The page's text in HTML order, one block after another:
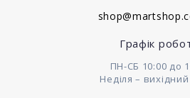
Графік
ПН-СБ 10:00 до
Неділя –